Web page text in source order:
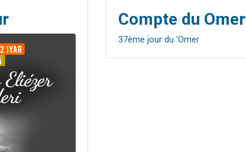
Compte du Omer
37ème jour du 'Omer